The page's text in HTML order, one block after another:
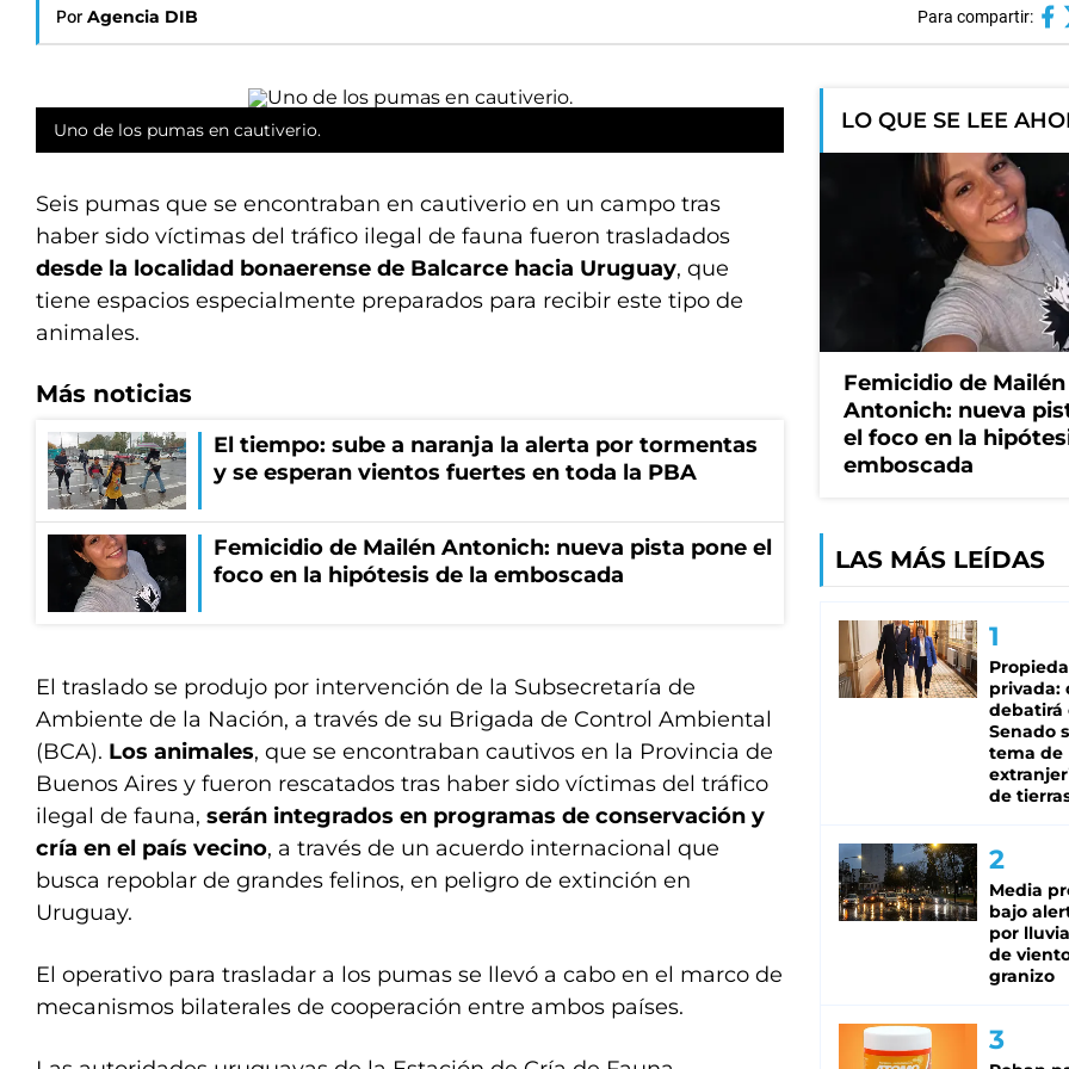
Por Agencia DIB Para compartir:
Uno de los pumas en cautiverio.
Seis pumas que se encontraban en cautiverio en un campo tras
haber sido víctimas del tráfico ilegal de fauna fueron trasladados
desde la localidad bonaerense de Balcarce hacia Uruguay, que
tiene espacios especialmente preparados para recibir este tipo de
animales.
Más noticias
El tiempo: sube a naranja la alerta por tormentas
y se esperan vientos fuertes en toda la PBA
Femicidio de Mailén Antonich: nueva pista pone el
foco en la hipótesis de la emboscada
El traslado se produjo por intervención de la Subsecretaría de
Ambiente de la Nación, a través de su Brigada de Control Ambiental
(BCA). Los animales, que se encontraban cautivos en la Provincia de
Buenos Aires y fueron rescatados tras haber sido víctimas del tráfico
ilegal de fauna, serán integrados en programas de conservación y
cría en el país vecino, a través de un acuerdo internacional que
busca repoblar de grandes felinos, en peligro de extinción en
Uruguay.
El operativo para trasladar a los pumas se llevó a cabo en el marco de
mecanismos bilaterales de cooperación entre ambos países.
LO QUE SE LEE
Femicidio de Mailén
Antonich: nueva
el foco en la
emboscada
LAS MÁS LEÍDAS
privada:
debatirá
Senado
tema de
de
Media
bajo
por
de
granizo